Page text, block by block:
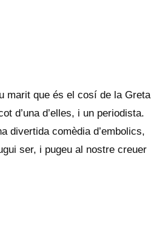
marit que és el cosí de la Greta
d’una d’elles, i un periodista.
divertida comèdia d’embolics,
ser, i pugeu al nostre creuer